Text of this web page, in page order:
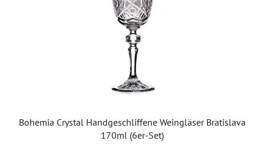
Bohemia Crystal Handgeschliffene Weingläser Bratislava
170ml (6er-Set)